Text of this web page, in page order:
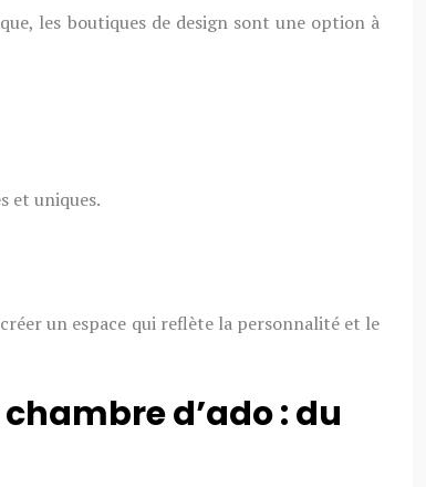
les boutiques de design sont une option à
et uniques.
un espace qui reflète la personnalité et le
d’ado : du